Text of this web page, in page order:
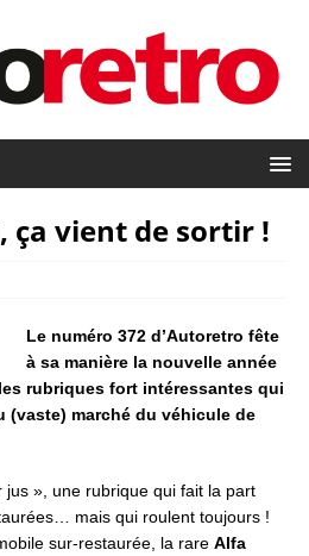
ça vient de sortir !
Le numéro 372 d’Autoretro fête
à sa manière la nouvelle année
rubriques fort intéressantes qui
(vaste) marché du véhicule de
jus », une rubrique qui fait la part
mais qui roulent toujours !
sur-restaurée, la rare Alfa